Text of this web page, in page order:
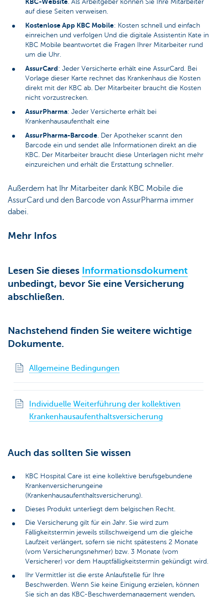
KBC-Website. Als Arbeitgeber können Sie Ihre Mitarbeiter
auf diese Seiten verweisen.
Kostenlose App KBC Mobile: Kosten schnell und einfach
einreichen und verfolgen Und die digitale Assistentin Kate in
KBC Mobile beantwortet die Fragen Ihrer Mitarbeiter rund
um die Uhr.
AssurCard: Jeder Versicherte erhält eine AssurCard. Bei
Vorlage dieser Karte rechnet das Krankenhaus die Kosten
direkt mit der KBC ab. Der Mitarbeiter braucht die Kosten
nicht vorzustrecken.
AssurPharma: Jeder Versicherte erhält bei
Krankenhausaufenthalt eine
AssurPharma-Barcode. Der Apotheker scannt den
Barcode ein und sendet alle Informationen direkt an die
KBC. Der Mitarbeiter braucht diese Unterlagen nicht mehr
einzureichen und erhält die Erstattung schneller.
Außerdem hat Ihr Mitarbeiter dank KBC Mobile die
AssurCard und den Barcode von AssurPharma immer
dabei.
Mehr Infos
Lesen Sie dieses Informationsdokument
unbedingt, bevor Sie eine Versicherung
abschließen.
Nachstehend finden Sie weitere wichtige
Dokumente.
Allgemeine Bedingungen
Individuelle Weiterführung der kollektiven
Krankenhausaufenthaltsversicherung
Auch das sollten Sie wissen
KBC Hospital Care ist eine kollektive berufsgebundene
Krankenversicherungeine
(Krankenhausaufenthaltsversicherung).
Dieses Produkt unterliegt dem belgischen Recht.
Die Versicherung gilt für ein Jahr. Sie wird zum
Fälligkeitstermin jeweils stillschweigend um die gleiche
Laufzeit verlängert, sofern sie nicht spätestens 2 Monate
(vom Versicherungsnehmer) bzw. 3 Monate (vom
Versicherer) vor dem Hauptfälligkeitstermin gekündigt wird.
Ihr Vermittler ist die erste Anlaufstelle für Ihre
Beschwerden. Wenn Sie keine Einigung erzielen, können
Sie sich an das KBC-Beschwerdemanagement wenden,